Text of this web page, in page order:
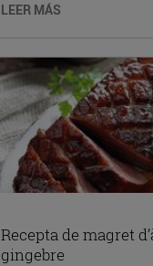
LEER MÁS
Recepta de magret
gingebre